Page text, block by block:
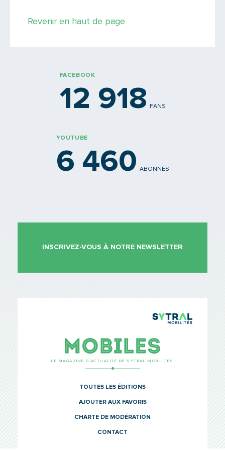
Revenir en haut de page
FACEBOOK
12 918 FANS
YOUTUBE
6 460 ABONNÉS
INSCRIVEZ-VOUS À NOTRE NEWSLETTER
LE MAGAZINE D’ACTUALITÉ DE SYTRAL MOBILITÉS
TOUTES LES ÉDITIONS
AJOUTER AUX FAVORIS
CHARTE DE MODÉRATION
CONTACT